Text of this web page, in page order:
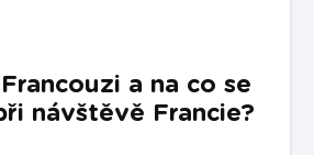
a na co se
návštěvě Francie?